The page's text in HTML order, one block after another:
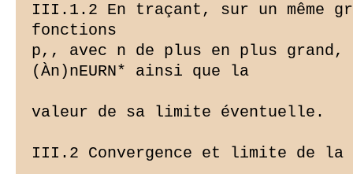
III.1.2 En traçant, sur un même
fonctions
p,, avec n de plus en plus
(Àn)nEURN* ainsi que la
valeur de sa limite éventuelle.
III.2 Convergence et limite de la